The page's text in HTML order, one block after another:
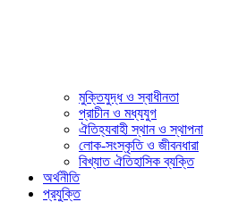
মুক্তিযুদ্ধ ও স্বাধীনতা
প্রাচীন ও মধ্যযুগ
ঐতিহ্যবাহী স্থান ও স্থাপনা
লোক-সংস্কৃতি ও জীবনধারা
বিখ্যাত ঐতিহাসিক ব্যক্তি
অর্থনীতি
প্রযুক্তি